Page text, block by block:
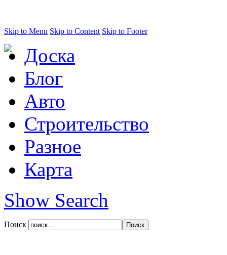
Skip to Menu Skip to Content Skip to Footer
Доска
Блог
Авто
Строительство
Разное
Карта
Show Search
Поиск